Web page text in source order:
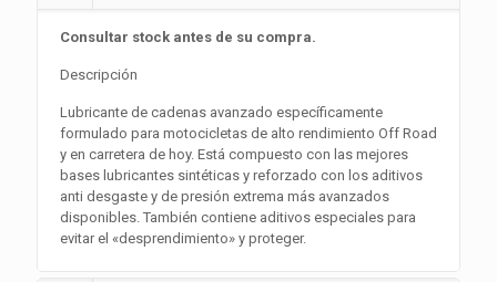
Consultar stock antes de su compra.
Descripción
Lubricante de cadenas avanzado específicamente
formulado para motocicletas de alto rendimiento Off Road
y en carretera de hoy. Está compuesto con las mejores
bases lubricantes sintéticas y reforzado con los aditivos
anti desgaste y de presión extrema más avanzados
disponibles. También contiene aditivos especiales para
evitar el «desprendimiento» y proteger.